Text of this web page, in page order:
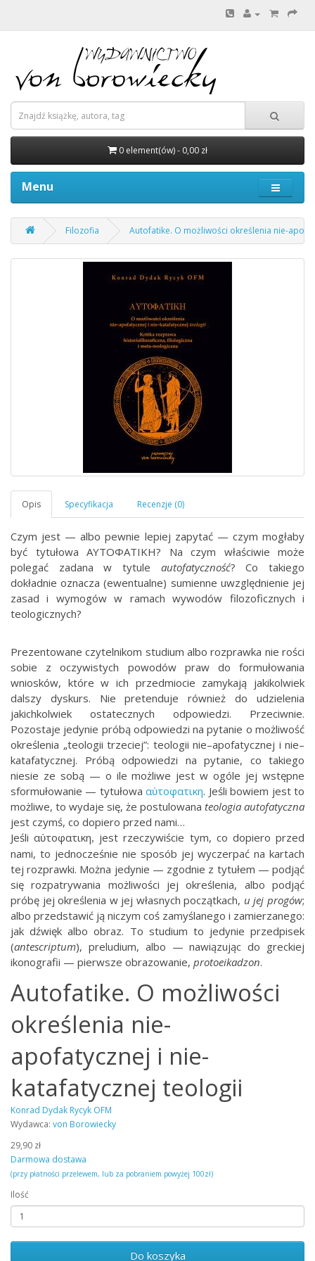
0 element(ów) - 0,00 zł
Menu
Filozofia Autofatike. O możliwości określenia nie-
Czym jest — albo pewnie lepiej zapytać — czym mogłaby
być tytułowa ΑΥΤΟΦΑΤΙΚΗ? Na czym właściwie może
polegać zadana w tytule autofatyczność? Co takiego
dokładnie oznacza (ewentualne) sumienne uwzględnienie jej
zasad i wymogów w ramach wywodów filozoficznych i
teologicznych?
Prezentowane czytelnikom studium albo rozprawka nie rości
sobie z oczywi­stych powodów praw do formułowania
wniosków, które w ich przedmiocie zamykają jakikolwiek
dalszy dyskurs. Nie pre­tenduje również do udzielenia
jakichkolwiek ostatecznych odpowiedzi. Przeciwnie.
Pozostaje jedynie próbą odpowiedzi na pytanie o możliwość
określenia „teologii trzeciej”: teologii nie–apofatycznej i nie–
katafatycznej. Próbą odpowie­dzi na pytanie, co takiego
niesie ze sobą — o ile możliwe jest w ogóle jej wstępne
sformułowanie — tytułowaαὐτοφατικη. Jeśli bowiem jest to
możliwe, to wydaje się, że postulowana teologia autofatyczna
jest czymś, co dopiero przed nami…
Jeśli αὐτοφατικη, jest rzeczywiście tym, co dopiero przed
nami, to jednocześnie nie sposób jej wyczerpać na kartach
tej rozprawki. Można jedynie — zgodnie z tytułem — podjąć
się rozpatrywania możliwości jej określenia, albo podjąć
próbę jej określenia w jej własnych początkach, u jej progów;
albo przedstawić ją niczym coś zamyślanego i zamierzane­go:
jak dźwięk albo obraz. To studium to jedynie przedpisek
(antescriptum), preludium, albo — nawiązując do greckiej
ikonografii — pierwsze obrazowanie, protoeikadzon.
Autofatike. O możliwości
określenia nie-
apofatycznej i nie-
katafatycznej teologii
Konrad Dydak Rycyk OFM
Wydawca: von Borowiecky
29,90 zł
Darmowa dostawa
(przy płatności przelewem, lub za pobraniem powyżej 100zł)
Ilość
Do koszyka